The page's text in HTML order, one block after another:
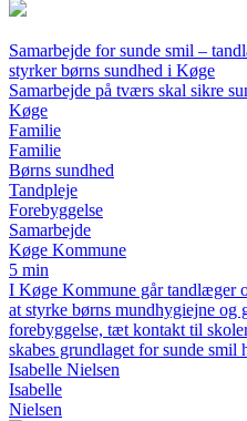
Samarbejde for sunde smil –
styrker børns sundhed i Køge
Samarbejde på tværs skal sikre
Køge
Familie
Familie
Børns sundhed
Tandpleje
Forebyggelse
Samarbejde
Køge Kommune
5 min
I Køge Kommune går tandlæger
at styrke børns mundhygiejne og
forebyggelse, tæt kontakt til
skabes grundlaget for sunde smil
Isabelle Nielsen
Isabelle
Nielsen